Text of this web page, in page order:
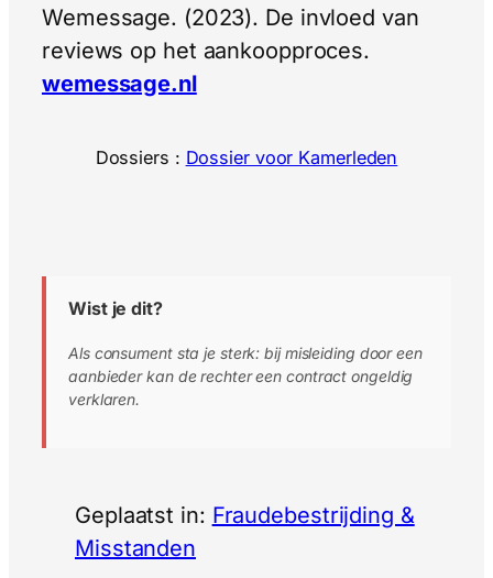
Wemessage. (2023). De invloed van
reviews op het aankoopproces.
wemessage.nl
Dossiers : Dossier voor Kamerleden
Wist je dit?
Als consument sta je sterk: bij misleiding door een
aanbieder kan de rechter een contract ongeldig
verklaren.
Geplaatst in: Fraudebestrijding &
Misstanden